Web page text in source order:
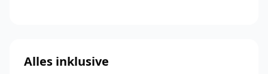
Alles inklusive